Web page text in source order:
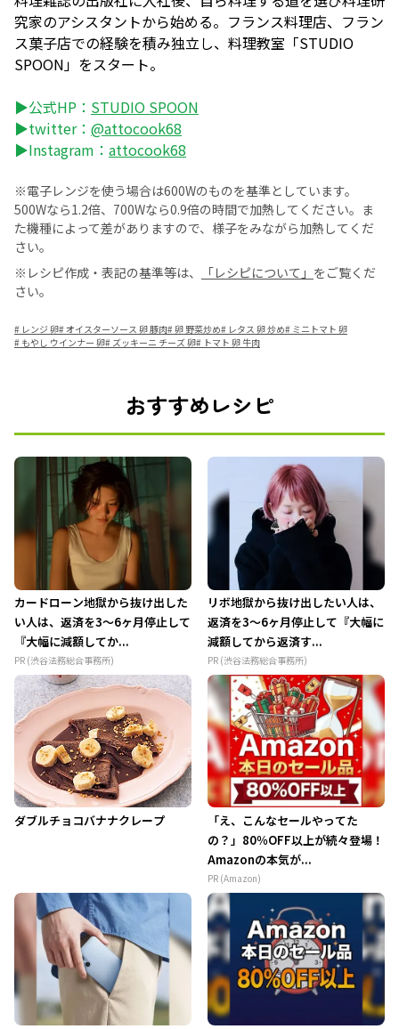
究家のアシスタントから始める。フランス料理店、フラン
ス菓子店での経験を積み独立し、料理教室「STUDIO
SPOON」をスタート。
▶公式HP： STUDIO SPOON
▶twitter： @attocook68
▶Instagram： attocook68
※電子レンジを使う場合は600Wのものを基準としています。
500Wなら1.2倍、700Wなら0.9倍の時間で加熱してください。ま
た機種によって差がありますので、様子をみながら加熱してくだ
さい。
※レシピ作成・表記の基準等は、
「レシピについて」 をご覧くだ
さい。
# レンジ 卵#オイスターソース 卵 豚肉#卵 野菜炒め# レタス 卵 炒め# ミニトマト 卵
# もやし ウインナー 卵# ズッキーニ チーズ 卵# トマト 卵 牛肉
おすすめレシピ
カードローン地獄から抜け出した
い人は、返済を3～6ヶ月停止して
『大幅に減額してか...
PR (渋谷法務総合事務所)
リボ地獄から抜け出したい人は、
返済を3～6ヶ月停止して『大幅に
減額してから返済す...
PR (渋谷法務総合事務所)
ダブルチョコバナナクレープ
「え、こんなセールやってた
の？」80％OFF以上が続々登場！
Amazonの本気が...
PR (Amazon)